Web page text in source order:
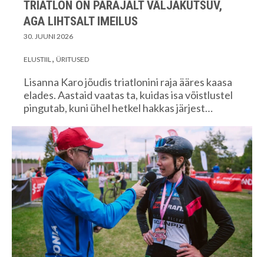
TRIATLON ON PARAJALT VÄLJAKUTSUV,
AGA LIHTSALT IMEILUS
30. JUUNI 2026
ELUSTIIL ÜRITUSED
Lisanna Karo jõudis triatlonini raja ääres kaasa
elades. Aastaid vaatas ta, kuidas isa võistlustel
pingutab, kuni ühel hetkel hakkas järjest…